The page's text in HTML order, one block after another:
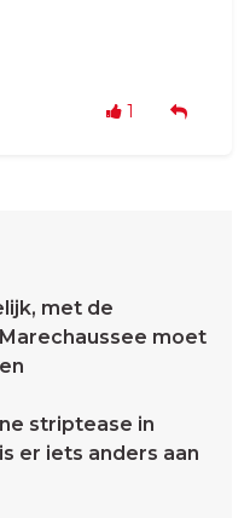
1
met de
moet
striptease in
er iets anders aan